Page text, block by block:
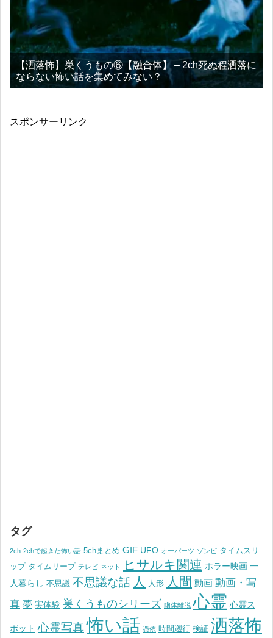
【洒落怖】巣くうもの⑥【融合体】 – 2ch死ぬ程洒落に
ならない怖い話を集めてみない？
スポンサーリンク
タグ
2ch 2chで起きた怖い話 5chまとめ GIF UFO オーパーツ ゾンビ タイムスリ
ップ タイムリープ テレビ ネット ヒサルキ関連 ホラー映画 一
人暮らし 不思議 不思議な話 人 人形 人間 動画 動画・写
真 夢 実体験 巣くうものシリーズ 幽体離脱 心霊 心霊ス
ポット 心霊写真怖い話 憑依 時間遡行 検証 洒落怖